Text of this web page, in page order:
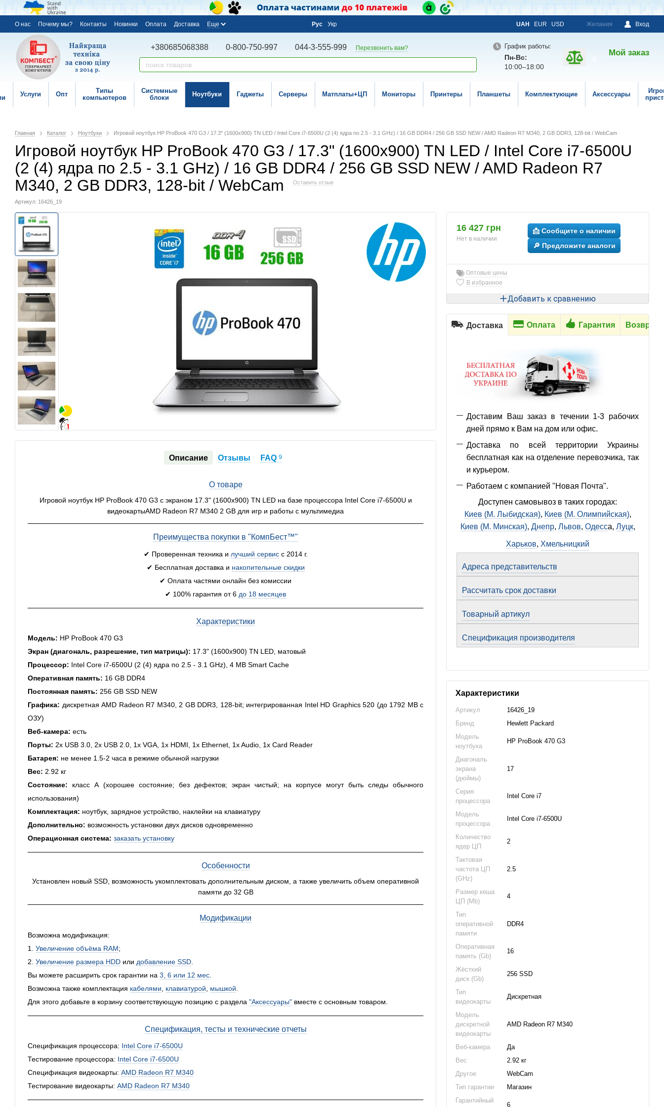
О нас Почему мы? Контакты Новинки Оплата Доставка Еще Рус Укр UAH EUR USD Желания Вход
+380685068388 0-800-750-997 044-3-555-999 Перезвонить вам? График работы:
Пн-Вс:
10:00–18:00
Мой заказ
Услуги Опт
Типы
компьютеров
Системные
блоки
Ноутбуки Гаджеты Серверы Матплаты+ЦП Мониторы Принтеры Планшеты Комплектующие Аксессуары
Главная Каталог Ноутбуки Игровой ноутбук HP ProBook 470 G3 / 17.3" (1600x900) TN LED / Intel Core i7-6500U (2 (4) ядра по 2.5 - 3.1 GHz) / 16 GB DDR4 / 256 GB SSD NEW / AMD Radeon R7 M340, 2 GB DDR3, 128-bit / WebCam
Игровой ноутбук HP ProBook 470 G3 / 17.3" (1600x900) TN LED / Intel Core i7-6500U
(2 (4) ядра по 2.5 - 3.1 GHz) / 16 GB DDR4 / 256 GB SSD NEW / AMD Radeon R7
M340, 2 GB DDR3, 128-bit / WebCam
Оставить отзыв
Артикул: 16426_19
Описание Отзывы FAQ9
О товаре
Игровой ноутбук HP ProBook 470 G3 с экраном 17.3" (1600x900) TN LED на базе процессора Intel Core i7-6500U и
видеокартыAMD Radeon R7 M340 2 GB для игр и работы с мультимедиа
Преимущества покупки в "КомпБест™"
✔ Проверенная техника и лучший сервисс 2014 г.
✔ Бесплатная доставка и накопительные скидки
✔ Оплата частями онлайн без комиссии
✔ 100% гарантия от 6 до 18 месяцев
Характеристики
Модель: HP ProBook 470 G3
Экран (диагональ, разрешение, тип матрицы): 17.3" (1600x900) TN LED, матовый
Процессор: Intel Core i7-6500U (2 (4) ядра по 2.5 - 3.1 GHz), 4 MB Smart Cache
Оперативная память: 16 GB DDR4
Постоянная память: 256 GB SSD NEW
Графика: дискретная AMD Radeon R7 M340, 2 GB DDR3, 128-bit; интегрированная Intel HD Graphics 520 (до 1792 MB с
ОЗУ)
Веб-камера: есть
Порты: 2x USB 3.0, 2x USB 2.0, 1x VGA, 1x HDMI, 1x Ethernet, 1x Audio, 1x Card Reader
Батарея: не менее 1.5-2 часа в режиме обычной нагрузки
Вес: 2.92 кг
Состояние: класс А (хорошее состояние; без дефектов; экран чистый; на корпусе могут быть следы обычного
использования)
Комплектация: ноутбук, зарядное устройство, наклейки на клавиатуру
Дополнительно: возможность установки двух дисков одновременно
Операционная система: заказать установку
Особенности
Установлен новый SSD, возможность укомплектовать дополнительным диском, а также увеличить объем оперативной
памяти до 32 GB
Модификации
Возможна модификация:
1. Увеличение объёма RAM;
2. Увеличение размера HDD или добавление SSD
Вы можете расширить срок гарантии на 3, 6 или 12 мес
Возможна также комплектация кабелями клавиатурой мышкой
Для этого добавьте в корзину соответствующую позицию с раздела "Аксессуары" вместе с основным товаром.
Спецификация, тесты и технические отчеты
Спецификация процессора: Intel Core i7-6500U
Тестирование процессора: Intel Core i7-6500U
Спецификация видеокарты: AMD Radeon R7 M340
Тестирование видеокарты: AMD Radeon R7 M340
16 427 грн
Нет в наличии
📩 Сообщите о наличии
🔎 Предложите аналоги
Оптовые цены
В избранное
Добавить к сравнению
Доставка Оплата Гарантия Возврат
Доставим Ваш заказ в течении 1-3 рабочих
дней прямо к Вам на дом или офис.
Доставка по всей территории Украины
бесплатная как на отделение перевозчика, так
и курьером.
Работаем с компанией "Новая Почта".
Доступен самовывоз в таких городах:
Киев (М. Лыбидская), Киев (М. Олимпийская),
Киев (М. Минская), Днепр, Львов, Одесса, Луцк,
Харьков, Хмельницкий
Адреса представительств
Рассчитать срок доставки
Товарный артикул
Спецификация производителя
Характеристики
Артикул
16426_19
Бренд
Hewlett Packard
Модель
ноутбука
HP ProBook 470 G3
Диагональ
экрана
(дюймы)
17
Серия
процессора
Intel Core i7
Модель
процессора
Intel Core i7-6500U
Количество
ядер ЦП
2
Тактовая
частота ЦП
(GHz)
2.5
Размер кеша
ЦП (Mb)
4
Тип
оперативной
памяти
DDR4
Оперативная
память (Gb)
16
Жёсткий
диск (Gb)
256 SSD
Тип
видеокарты
Дискретная
Модель
дискретной
видеокарты
AMD Radeon R7 M340
Веб-камера
Да
Вес
2.92 кг
Другое
WebCam
Тип гарантии
Магазин
Гарантийный
6